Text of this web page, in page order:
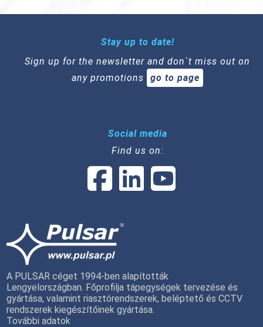
Stay up to date!
Sign up for the newsletter and don`t miss out on
any promotions
go to page
Social media
Find us on:
A PULSAR céget 1994-ben alapították
Lengyelországban. Főprofilja tápegységek tervezése és
gyártása, valamint riasztórendszerek, beléptető és CCTV
rendszerek kiegészítőinek gyártása.
További adatok